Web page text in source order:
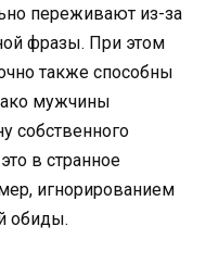
переживают из-за
фразы. При этом
также способны
мужчины
собственного
в странное
игнорированием
обиды.